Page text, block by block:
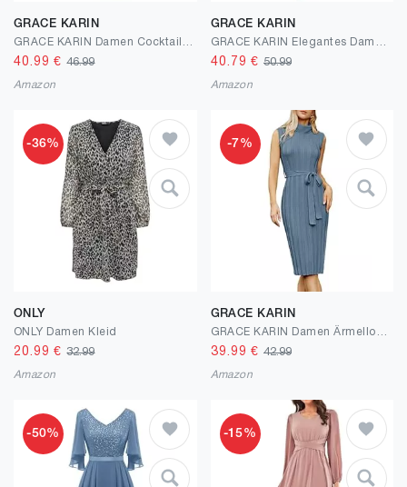
GRACE KARIN
40.99 €46.99
Amazon
GRACE KARIN
40.79 € 50.99
Amazon
-36%
ONLY
ONLY Damen Kleid
20.99 €32.99
Amazon
-7%
GRACE KARIN
39.99 € 42.99
Amazon
-50% -15%